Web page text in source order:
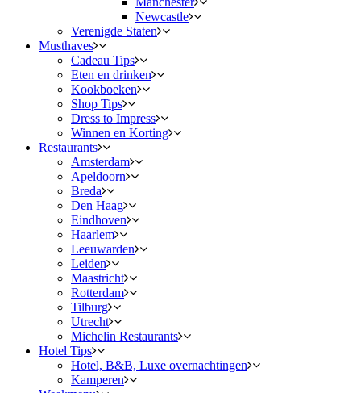
Newcastle
Verenigde Staten
Musthaves
Cadeau Tips
Eten en drinken
Kookboeken
Shop Tips
Dress to Impress
Winnen en Korting
Restaurants
Amsterdam
Apeldoorn
Breda
Den Haag
Eindhoven
Haarlem
Leeuwarden
Leiden
Maastricht
Rotterdam
Tilburg
Utrecht
Michelin Restaurants
Hotel Tips
Hotel, B&B, Luxe overnachtingen
Kamperen